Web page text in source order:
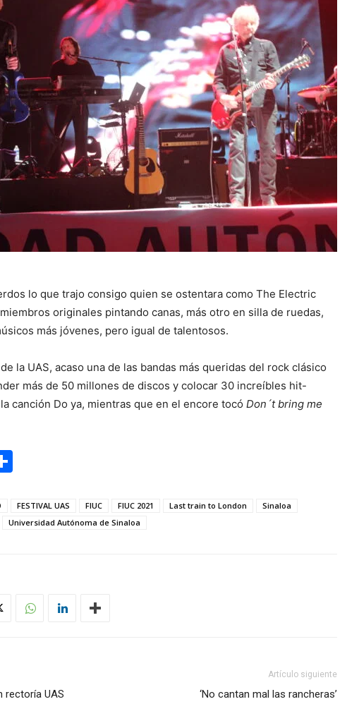
lo que trajo consigo quien se ostentara como The Electric
originales pintando canas, más otro en silla de ruedas,
más jóvenes, pero igual de talentosos.
la UAS, acaso una de las bandas más queridas del rock clásico
más de 50 millones de discos y colocar 30 increíbles hit-
canción Do ya, mientras que en el encore tocó Don´t bring me
FESTIVAL UAS FIUC FIUC 2021 Last train to London
Sinaloa
Universidad Autónoma de Sinaloa
rectoría UAS
Artículo siguiente
‘No cantan mal las rancheras’